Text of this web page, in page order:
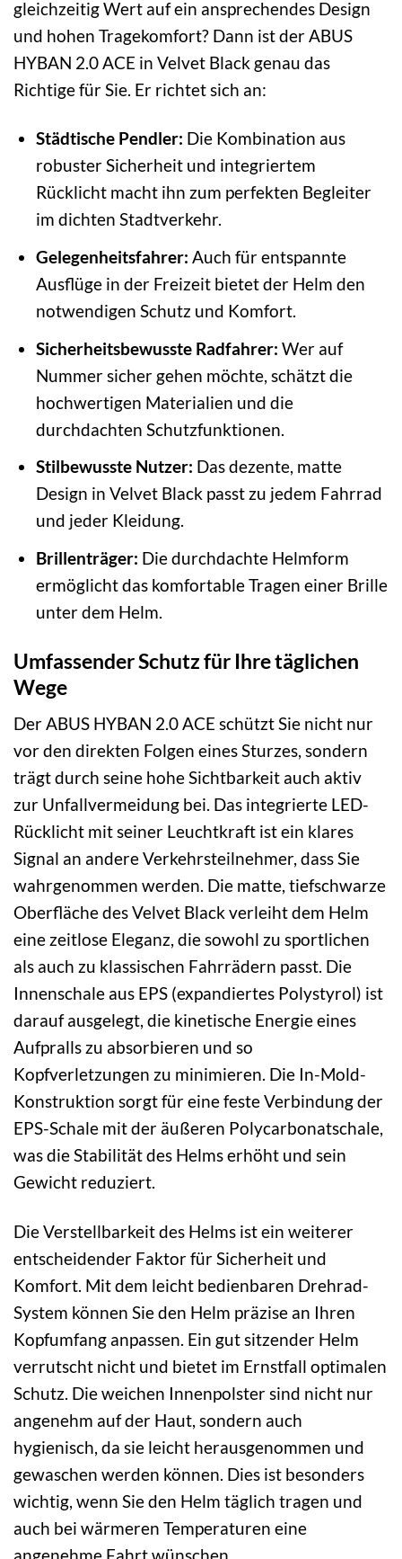
gleichzeitig Wert auf ein ansprechendes Design
und hohen Tragekomfort? Dann ist der ABUS
HYBAN 2.0 ACE in Velvet Black genau das
Richtige für Sie. Er richtet sich an:
Städtische Pendler: Die Kombination aus
robuster Sicherheit und integriertem
Rücklicht macht ihn zum perfekten Begleiter
im dichten Stadtverkehr.
Gelegenheitsfahrer: Auch für entspannte
Ausflüge in der Freizeit bietet der Helm den
notwendigen Schutz und Komfort.
Sicherheitsbewusste Radfahrer: Wer auf
Nummer sicher gehen möchte, schätzt die
hochwertigen Materialien und die
durchdachten Schutzfunktionen.
Stilbewusste Nutzer: Das dezente, matte
Design in Velvet Black passt zu jedem Fahrrad
und jeder Kleidung.
Brillenträger: Die durchdachte Helmform
ermöglicht das komfortable Tragen einer Brille
unter dem Helm.
Umfassender Schutz für Ihre täglichen
Wege
Der ABUS HYBAN 2.0 ACE schützt Sie nicht nur
vor den direkten Folgen eines Sturzes, sondern
trägt durch seine hohe Sichtbarkeit auch aktiv
zur Unfallvermeidung bei. Das integrierte LED-
Rücklicht mit seiner Leuchtkraft ist ein klares
Signal an andere Verkehrsteilnehmer, dass Sie
wahrgenommen werden. Die matte, tiefschwarze
Oberfläche des Velvet Black verleiht dem Helm
eine zeitlose Eleganz, die sowohl zu sportlichen
als auch zu klassischen Fahrrädern passt. Die
Innenschale aus EPS (expandiertes Polystyrol) ist
darauf ausgelegt, die kinetische Energie eines
Aufpralls zu absorbieren und so
Kopfverletzungen zu minimieren. Die In-Mold-
Konstruktion sorgt für eine feste Verbindung der
EPS-Schale mit der äußeren Polycarbonatschale,
was die Stabilität des Helms erhöht und sein
Gewicht reduziert.
Die Verstellbarkeit des Helms ist ein weiterer
entscheidender Faktor für Sicherheit und
Komfort. Mit dem leicht bedienbaren Drehrad-
System können Sie den Helm präzise an Ihren
Kopfumfang anpassen. Ein gut sitzender Helm
verrutscht nicht und bietet im Ernstfall optimalen
Schutz. Die weichen Innenpolster sind nicht nur
angenehm auf der Haut, sondern auch
hygienisch, da sie leicht herausgenommen und
gewaschen werden können. Dies ist besonders
wichtig, wenn Sie den Helm täglich tragen und
auch bei wärmeren Temperaturen eine